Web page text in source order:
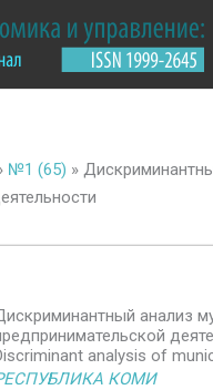
№1 (65) »
анализ
analysis of
КОМИ